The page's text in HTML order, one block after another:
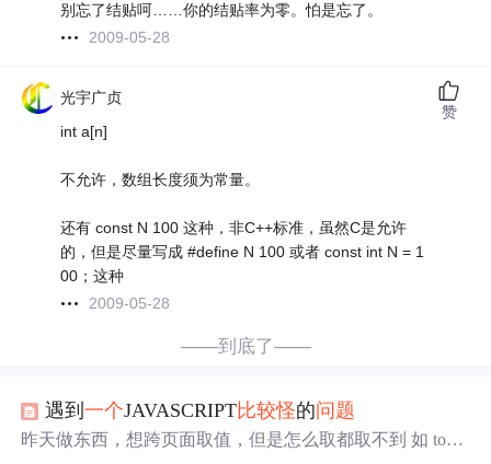
别忘了结贴呵……你的结贴率为零。怕是忘了。
2009-05-28
光宇广贞
int a[n]
不允许，数组长度须为常量。
还有 const N 100 这种，非C++标准，虽然C是允许
的，但是尽量写成 #define N 100 或者 const int N = 1
00；这种
2009-05-28
赞
——到底了——
遇到一个JAVASCRIPT比较怪的问题
昨天做东西，想跨页面取值，但是怎么取都取不到 如 top.h